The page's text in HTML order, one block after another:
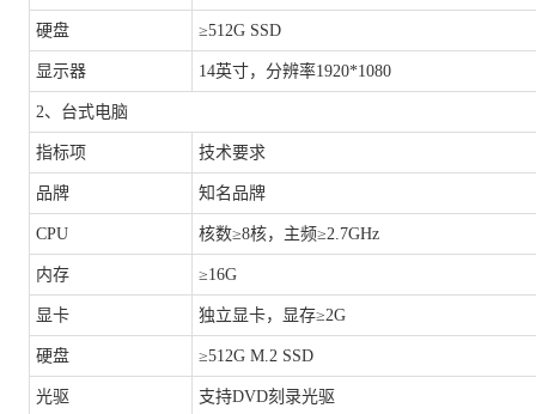
硬盘 ≥512G SSD
显示器 14英寸，分辨率1920*1080
2、台式电脑
指标项 技术要求
品牌 知名品牌
CPU 核数≥8核，主频≥2.7GHz
内存 ≥16G
显卡 独立显卡，显存≥2G
硬盘 ≥512G M.2 SSD
光驱 支持DVD刻录光驱